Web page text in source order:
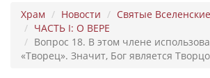
Храм Новости
Святые
ЧАСТЬ I: О ВЕРЕ
Вопрос 18. В этом члене
«Творец». Значит, Бог является